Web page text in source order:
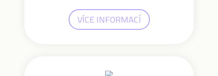
VÍCE INFORMACÍ